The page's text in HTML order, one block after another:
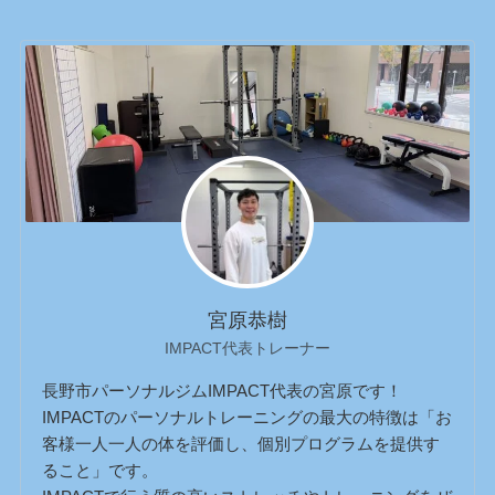
宮原恭樹
IMPACT代表トレーナー
長野市パーソナルジムIMPACT代表の宮原です！
IMPACTのパーソナルトレーニングの最大の特徴は「お
客様一人一人の体を評価し、個別プログラムを提供す
ること」です。